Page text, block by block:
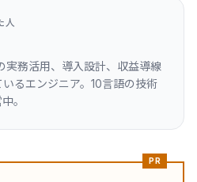
人
務活用、導入設計、収益導線
るエンジニア。10言語の技術
。
PR